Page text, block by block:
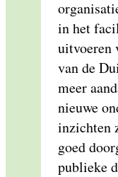
in het
uitvoeren
van de
meer
nieuwe
inzichten
goed
publieke